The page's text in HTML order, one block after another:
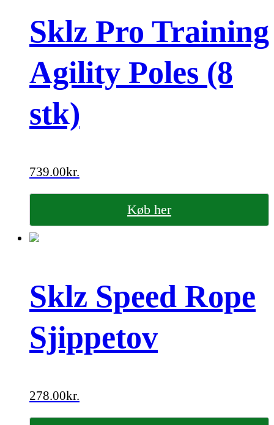
Sklz Pro Training
Agility Poles (8
stk)
739.00kr.
Køb her
Sklz Speed Rope
Sjippetov
278.00kr.